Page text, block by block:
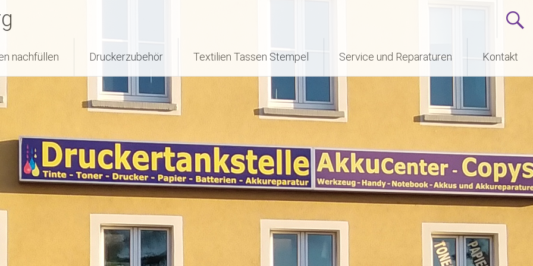
nachfüllen Druckerzubehör Textilien Tassen Stempel Service und Reparaturen Kontakt